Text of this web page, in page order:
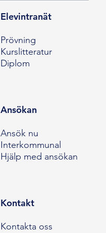
Elevintranät
Prövning
Kurslitteratur
Diplom
Ansökan
Ansök nu
Interkommunal
Hjälp med ansökan
Kontakt
Kontakta oss